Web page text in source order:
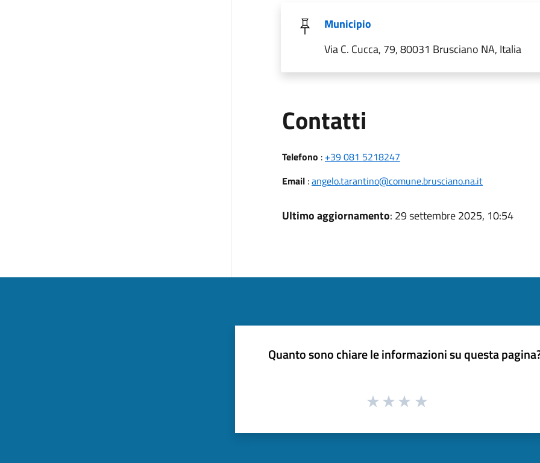
Municipio
Via C. Cucca, 79, 80031 Brusciano NA, Italia
Contatti
Telefono : +39 081 5218247
Email:angelo.tarantino@comune.brusciano.na.it
Ultimo aggiornamento: 29 settembre 2025, 10:54
Quanto sono chiare le informazioni su questa